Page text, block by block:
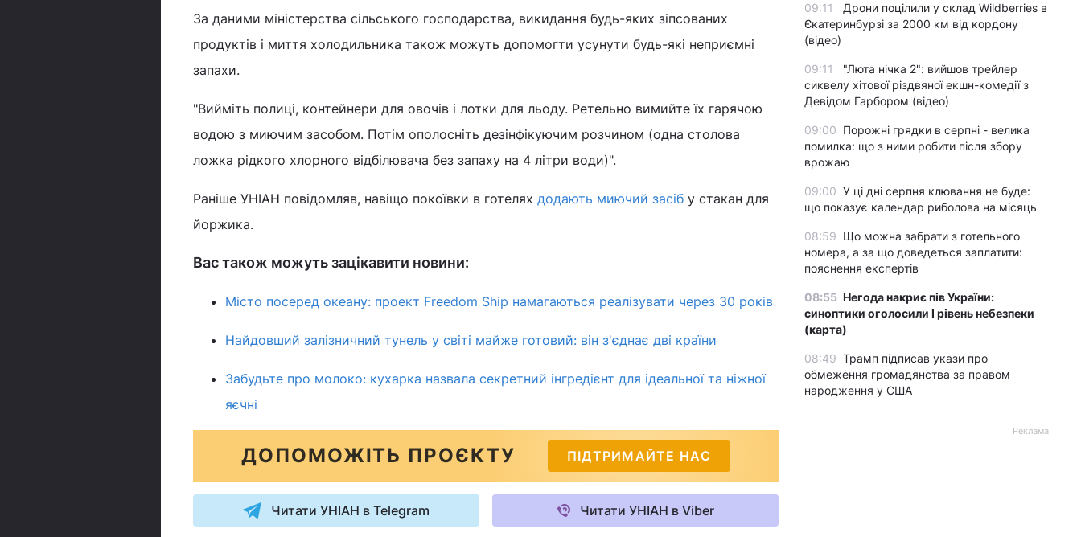
За даними міністерства сільського господарства, викидання будь-яких зіпсованих
продуктів і миття холодильника також можуть допомогти усунути будь-які неприємні
запахи.
"Вийміть полиці, контейнери для овочів і лотки для льоду. Ретельно вимийте їх гарячою
водою з миючим засобом. Потім ополосніть дезінфікуючим розчином (одна столова
ложка рідкого хлорного відбілювача без запаху на 4 літри води)".
Раніше УНІАН повідомляв, навіщо покоївки в готелях додають миючий засіб у стакан для
йоржика.
Вас також можуть зацікавити новини:
Місто посеред океану: проект Freedom Ship намагаються реалізувати через 30 років
Найдовший залізничний тунель у світі майже готовий: він з'єднає дві країни
Забудьте про молоко: кухарка назвала секретний інгредієнт для ідеальної та ніжної
яєчні
ДОПОМОЖІТЬ ПРОЄКТУ ПІДТРИМАЙТЕ НАС
Читати УНІАН в Telegram Читати УНІАН в Viber
09:11
Дрони поцілили у склад Wildberries в
Єкатеринбурзі за 2000 км від кордону
(відео)
09:11
"Люта нічка 2": вийшов трейлер
сиквелу хітової різдвяної екшн-комедії з
Девідом Гарбором (відео)
09:00 Порожні грядки в серпні - велика
помилка: що з ними робити після збору
врожаю
09:00 У ці дні серпня клювання не буде:
що показує календар риболова на місяць
08:59 Що можна забрати з готельного
номера, а за що доведеться заплатити:
пояснення експертів
08:55 Негода накриє пів України:
синоптики оголосили І рівень небезпеки
(карта)
08:49 Трамп підписав укази про
обмеження громадянства за правом
народження у США
Реклама